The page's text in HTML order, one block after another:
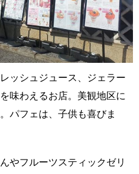
ッシュジュース、ジェラー
味わえるお店。美観地区に
パフェは、子供も喜びま
やフルーツスティックゼリ